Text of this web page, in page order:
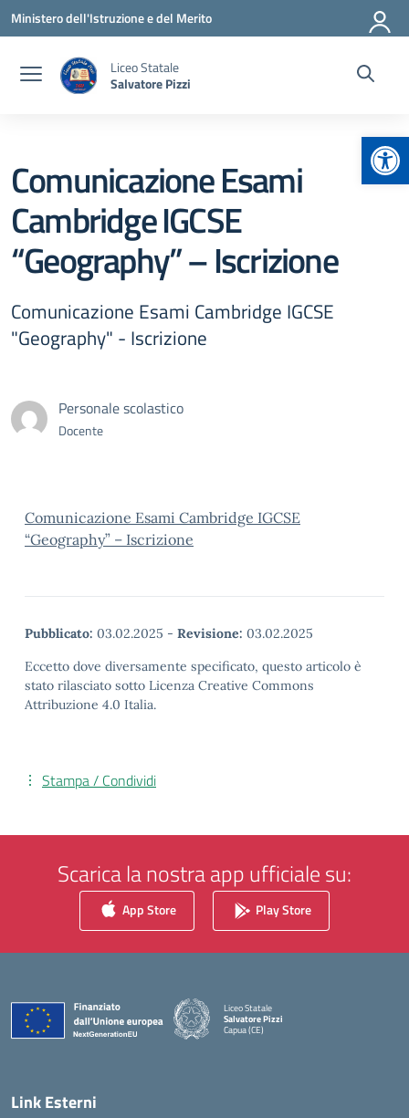
Vai ai contenuti
Vai al menu di navigazione
Vai al footer
Ministero dell'Istruzione e del Merito
Liceo Statale
Salvatore Pizzi
Comunicazione Esami
Cambridge IGCSE
“Geography” – Iscrizione
Comunicazione Esami Cambridge IGCSE
"Geography" - Iscrizione
Personale scolastico
Docente
Comunicazione Esami Cambridge IGCSE
“Geography” – Iscrizione
Pubblicato: 03.02.2025 - Revisione: 03.02.2025
Eccetto dove diversamente specificato, questo articolo è
stato rilasciato sotto Licenza Creative Commons
Attribuzione 4.0 Italia.
Stampa / Condividi
Scarica la nostra app ufficiale su:
App Store Play Store
Liceo Statale
Salvatore Pizzi
Capua (CE)
— Visita la pagina iniziale della scuola
Link Esterni